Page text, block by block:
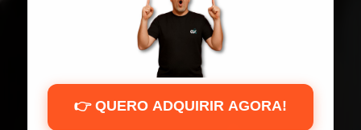
👉 QUERO ADQUIRIR AGORA!